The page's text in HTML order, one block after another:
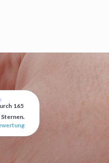
165
Sternen.